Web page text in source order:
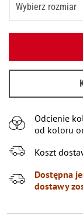
Wybierz rozmiar
XS
L
XL
Kiedy czekać na
Odcienie
od koloru
Koszt
Dostępna
dostawy